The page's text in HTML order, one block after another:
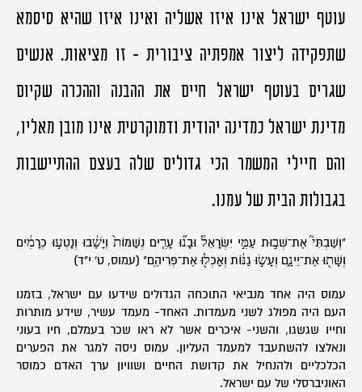
עוטף ישראל אינו איזו אשליה ואינו איזו שהיא סיסמא
שתפקידה ליצור אמפתיה ציבורית - זו מציאות. אנשים
שגרים בעוטף ישראל חיים את ההבנה וההכרה שקיום
מדינת ישראל כמדינה יהודית ודמוקרטית אינו מובן מאליו,
והם חיילי המשמר הכי גדולים שלה בעצם ההתיישבות
בגבולות הבית של עמנו.
"וְשַׁבְתִּי֮ אֶת־שְׁב֣וּת עַמִּ֣י יִשְׂרָאֵל֒ וּבָנ֞וּ עָרִ֤ים נְשַׁמּוֹת֙ וְיָשָׁ֔בוּ וְנָטְע֣וּ כְרָמִ֔ים
וְשָׁת֖וּ אֶת־יֵינָ֑ם וְעָשׂ֣וּ גַנּ֔וֹת וְאָכְל֖וּ אֶת־פְּרִיהֶֽם" (עמוס, ט' י"ד)
עמוס היה אחד מנביאי התוכחה הגדולים שידעו עם ישראל, בזמנו
העם היה מפולג לשני מעמדות. האחד- מעמד עשיר, שידע מותרות
וחייו שגשגו, והשני- איכרים אשר לא ראו שכר בעמלם, חיו בעוני
ונאלצו להשתעבד למעמד העליון. עמוס ניסה למגר את הפערים
הכלכליים ולהנחיל את קדושת החיים ושוויון ערך האדם כמוסר
האוניברסלי של עם ישראל.